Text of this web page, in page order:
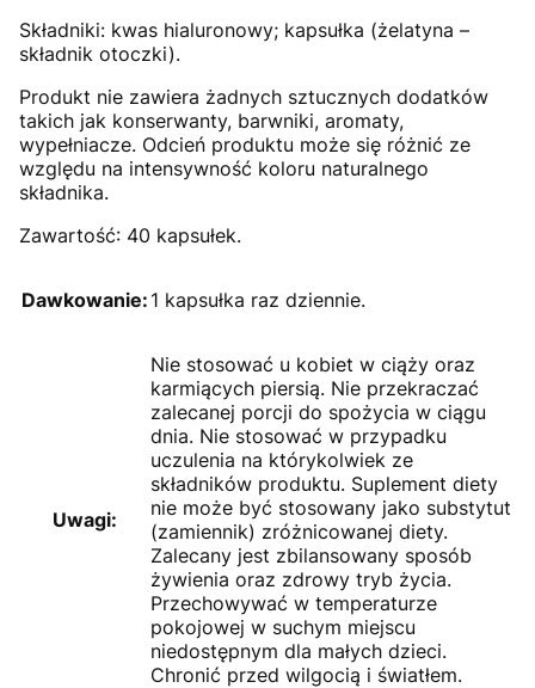
Składniki: kwas hialuronowy; kapsułka (żelatyna –
składnik otoczki).
Produkt nie zawiera żadnych sztucznych dodatków
takich jak konserwanty, barwniki, aromaty,
wypełniacze. Odcień produktu może się różnić ze
względu na intensywność koloru naturalnego
składnika.
Zawartość: 40 kapsułek.
Dawkowanie: 1 kapsułka raz dziennie.
Uwagi:
Nie stosować u kobiet w ciąży oraz
karmiących piersią. Nie przekraczać
zalecanej porcji do spożycia w ciągu
dnia. Nie stosować w przypadku
uczulenia na którykolwiek ze
składników produktu. Suplement diety
nie może być stosowany jako substytut
(zamiennik) zróżnicowanej diety.
Zalecany jest zbilansowany sposób
żywienia oraz zdrowy tryb życia.
Przechowywać w temperaturze
pokojowej w suchym miejscu
niedostępnym dla małych dzieci.
Chronić przed wilgocią i światłem.